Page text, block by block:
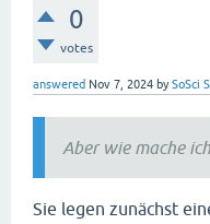
0
votes
answered Nov 7, 2024 bySoSci
Aber wie mache
Sie legen zunächst